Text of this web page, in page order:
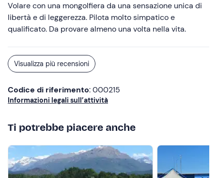
Volare con una mongolfiera da una sensazione unica di
libertà e di leggerezza. Pilota molto simpatico e
qualificato. Da provare almeno una volta nella vita.
Visualizza più recensioni
Codice di riferimento: 000215
Informazioni legali sull’attività
Ti potrebbe piacere anche